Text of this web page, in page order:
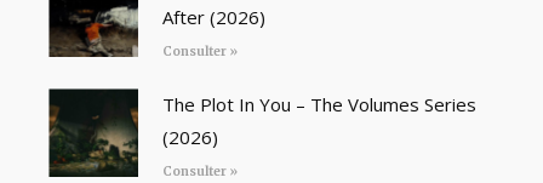
After (2026)
Consulter »
The Plot In You – The Volumes Series
(2026)
Consulter »